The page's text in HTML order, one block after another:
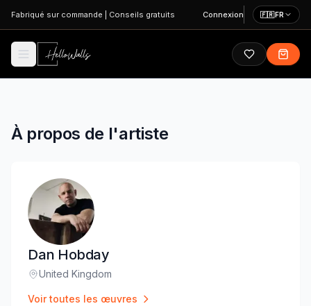
Aller au contenu principal
Fabriqué sur commande Conseils gratuits Connexion 🇫🇷FR
À propos de l'artiste
Dan Hobday
Lieu:
United Kingdom
Voir toutes les œuvres